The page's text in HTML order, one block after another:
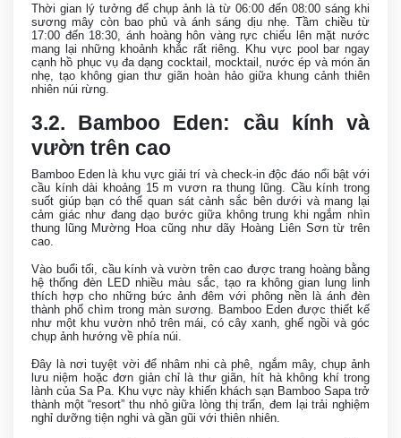
Thời gian lý tưởng để chụp ảnh là từ 06:00 đến 08:00 sáng khi
sương mây còn bao phủ và ánh sáng dịu nhẹ. Tầm chiều từ
17:00 đến 18:30, ánh hoàng hôn vàng rực chiếu lên mặt nước
mang lại những khoảnh khắc rất riêng. Khu vực pool bar ngay
cạnh hồ phục vụ đa dạng cocktail, mocktail, nước ép và món ăn
nhẹ, tạo không gian thư giãn hoàn hảo giữa khung cảnh thiên
nhiên núi rừng.
3.2. Bamboo Eden: cầu kính và
vườn trên cao
Bamboo Eden là khu vực giải trí và check-in độc đáo nổi bật với
cầu kính dài khoảng 15 m vươn ra thung lũng. Cầu kính trong
suốt giúp bạn có thể quan sát cảnh sắc bên dưới và mang lại
cảm giác như đang dạo bước giữa không trung khi ngắm nhìn
thung lũng Mường Hoa cũng như dãy Hoàng Liên Sơn từ trên
cao.
Vào buổi tối, cầu kính và vườn trên cao được trang hoàng bằng
hệ thống đèn LED nhiều màu sắc, tạo ra không gian lung linh
thích hợp cho những bức ảnh đêm với phông nền là ánh đèn
thành phố chìm trong màn sương. Bamboo Eden được thiết kế
như một khu vườn nhỏ trên mái, có cây xanh, ghế ngồi và góc
chụp ảnh hướng về phía núi.
Đây là nơi tuyệt vời để nhâm nhi cà phê, ngắm mây, chụp ảnh
lưu niệm hoặc đơn giản chỉ là thư giãn, hít hà không khí trong
lành của Sa Pa. Khu vực này khiến khách sạn Bamboo Sapa trở
thành một “resort” thu nhỏ giữa lòng thị trấn, đem lại trải nghiệm
nghỉ dưỡng tiện nghi và gần gũi với thiên nhiên.